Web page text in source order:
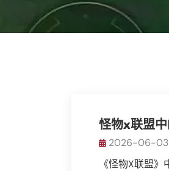
怪物x联盟
2026-06-03
《怪物X联盟